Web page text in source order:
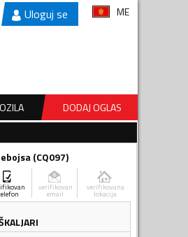
Uloguj se ME
DODAJ OGLAS
(CQ097)
verifikovan
email
verifikovana
lokacija